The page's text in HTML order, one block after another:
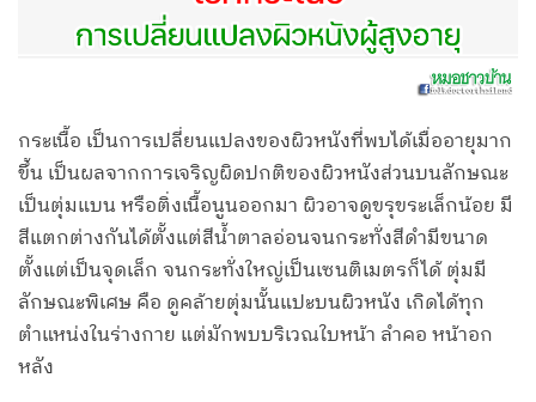
กระเนื้อ เป็นการเปลี่ยนแปลงของผิวหนังที่พบได้เมื่ออายุมาก
ขึ้น เป็นผลจากการเจริญผิดปกติของผิวหนังส่วนบนลักษณะ
เป็นตุ่มแบน หรือติ่งเนื้อนูนออกมา ผิวอาจดูขรุขระเล็กน้อย มี
สีแตกต่างกันได้ตั้งแต่สีน้ำตาลอ่อนจนกระทั่งสีดำมีขนาด
ตั้งแต่เป็นจุดเล็ก จนกระทั่งใหญ่เป็นเซนติเมตรก็ได้ ตุ่มมี
ลักษณะพิเศษ คือ ดูคล้ายตุ่มนั้นแปะบนผิวหนัง เกิดได้ทุก
ตำแหน่งในร่างกาย แต่มักพบบริเวณใบหน้า ลำคอ หน้าอก
หลัง